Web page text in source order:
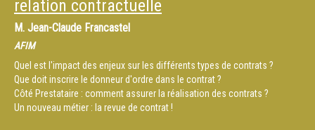
relation contractuelle
M. Jean-Claude Francastel
AFIM
Quel est l'impact des enjeux sur les différents types de contrats ?
Que doit inscrire le donneur d'ordre dans le contrat ?
Côté Prestataire : comment assurer la réalisation des contrats ?
Un nouveau métier : la revue de contrat !